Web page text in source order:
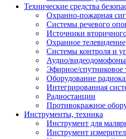
Технические средства
Охранно-пожарная
Системы речевого
Источники
Охранное телевидение
Системы контроля и
Аудио/видеодомофоны
Эфирное/спутниковое
Оборудование
Интегрированная
Радиостанции
Противокражное
Инструменты, техника
Инструмент для
Инструмент